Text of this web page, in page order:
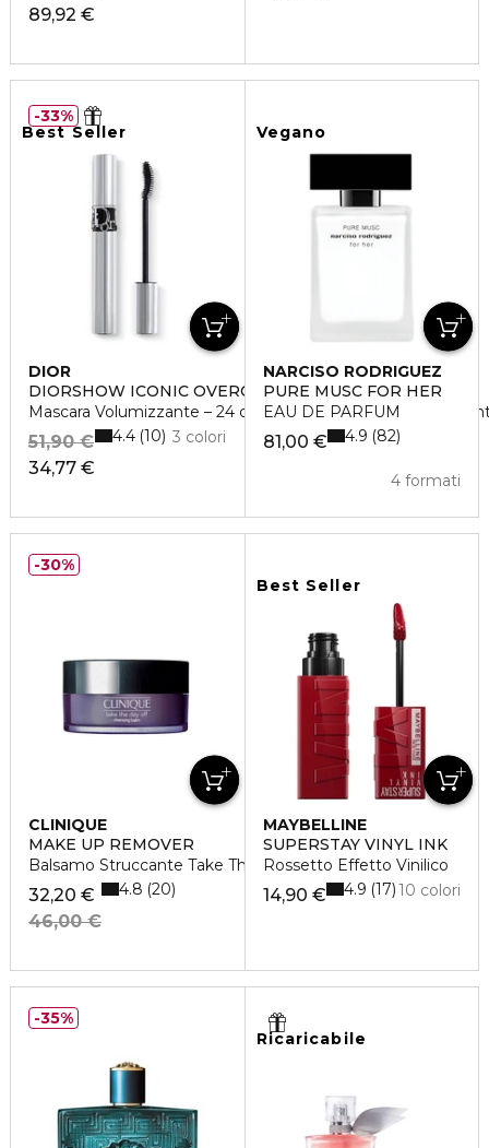
89,92 €
Best Seller
DIOR
DIORSHOW ICONIC OVERCURL
Mascara Volumizzante – 24 ore di tenuta – Effetto
34,77 €
51,90 € 3 colori
4.4 10
33%
Vegano
NARCISO RODRIGUEZ
PURE MUSC FOR HER
EAU DE PARFUM
81,00 €
4 formati
4.9 82
CLINIQUE
MAKE UP REMOVER
Balsamo Struccante Take The Day Off
32,20 €
46,00 €
4.8 20
30%
Best Seller
MAYBELLINE
SUPERSTAY VINYL INK
Rossetto Effetto Vinilico
14,90 € 10 colori
4.9 17
35%
Ricaricabile